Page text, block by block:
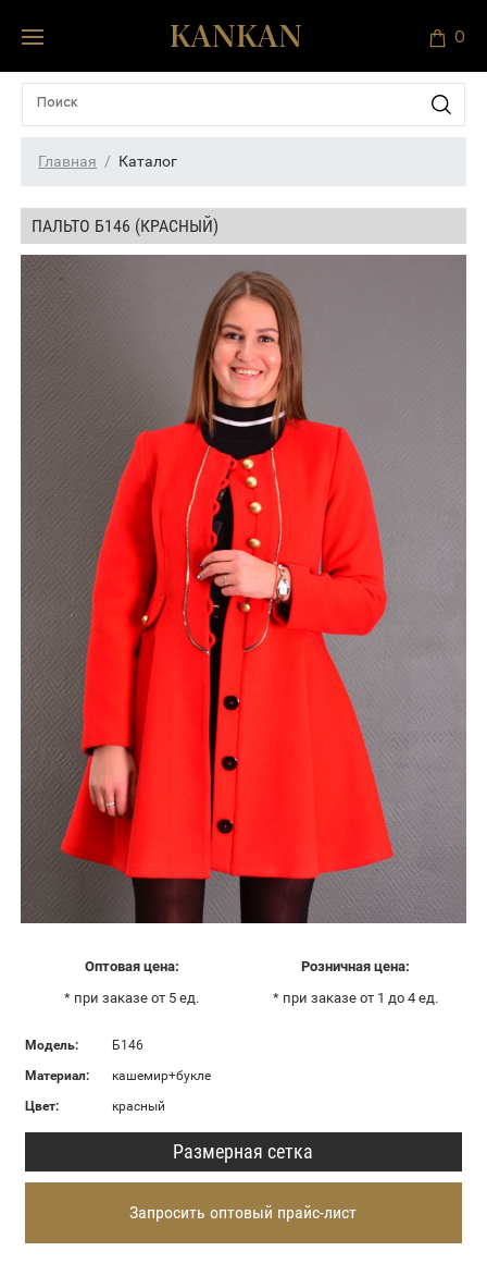
0
Главная Каталог
ПАЛЬТО Б146 (КРАСНЫЙ)
Оптовая цена:
* при заказе от 5 ед.
Розничная цена:
* при заказе от 1 до 4 ед.
Модель:
Б146
Материал:
кашемир+букле
Цвет:
красный
Размерная сетка
Запросить оптовый прайс-лист